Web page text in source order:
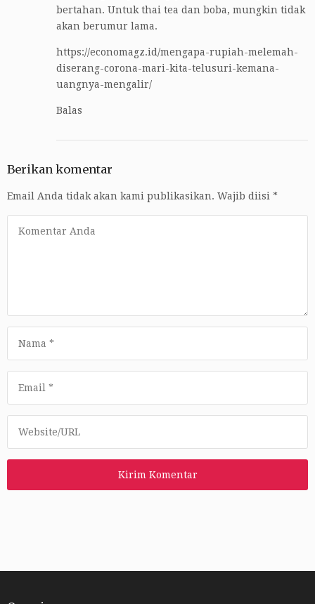
bertahan. Untuk thai tea dan boba, mungkin tidak
akan berumur lama.
https://economagz.id/mengapa-rupiah-melemah-
diserang-corona-mari-kita-telusuri-kemana-
uangnya-mengalir/
Balas
Berikan komentar
Email Anda tidak akan kami publikasikan. Wajib diisi *